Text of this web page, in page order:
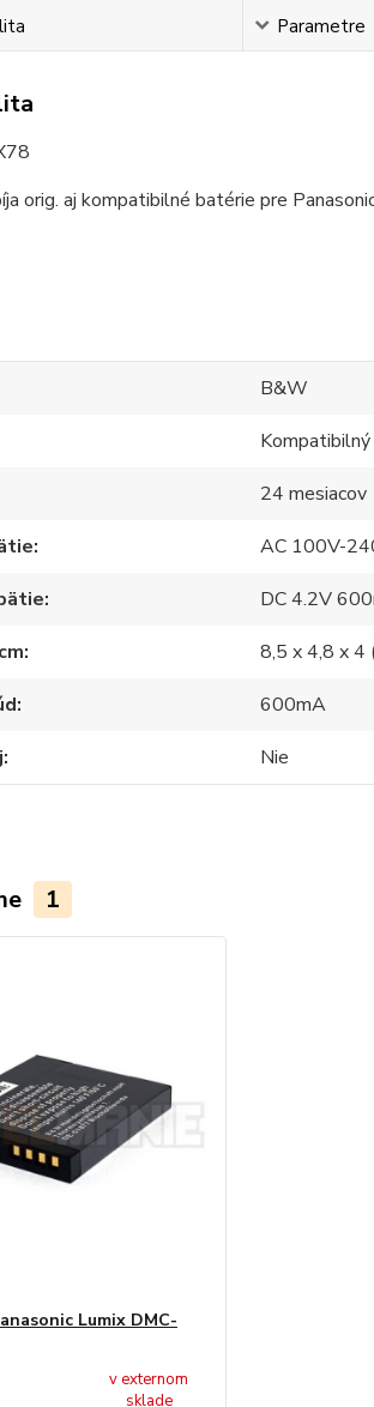
Parametre
orig. aj kompatibilné batérie pre
B&W
Kompatibilný
24 mesiacov
AC 100V-
DC 4.2V
8,5 x 4,8 x 4
600mA
Nie
1
Lumix DMC-
v externom
sklade